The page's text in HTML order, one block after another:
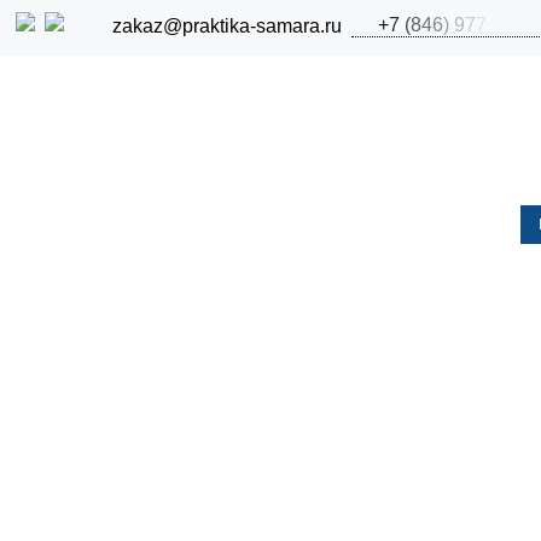
zakaz@praktika-samara.ru +7 (846) 977